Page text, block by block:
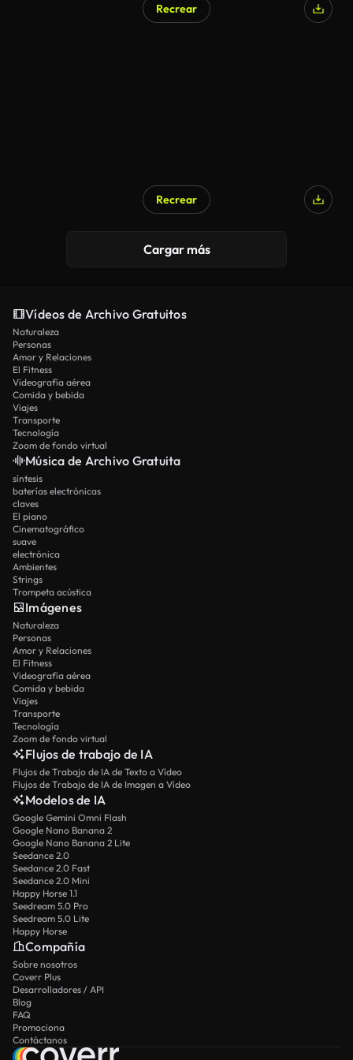
Recrear
Recrear
Cargar más
Vídeos de Archivo Gratuitos
Naturaleza
Personas
Amor y Relaciones
El Fitness
Videografía aérea
Comida y bebida
Viajes
Transporte
Tecnología
Zoom de fondo virtual
Música de Archivo Gratuita
síntesis
baterías electrónicas
claves
El piano
Cinematográfico
suave
electrónica
Ambientes
Strings
Trompeta acústica
Imágenes
Naturaleza
Personas
Amor y Relaciones
El Fitness
Videografía aérea
Comida y bebida
Viajes
Transporte
Tecnología
Zoom de fondo virtual
Flujos de trabajo de IA
Flujos de Trabajo de IA de Texto a Vídeo
Flujos de Trabajo de IA de Imagen a Vídeo
Modelos de IA
Google Gemini Omni Flash
Google Nano Banana 2
Google Nano Banana 2 Lite
Seedance 2.0
Seedance 2.0 Fast
Seedance 2.0 Mini
Happy Horse 1.1
Seedream 5.0 Pro
Seedream 5.0 Lite
Happy Horse
Compañía
Sobre nosotros
Coverr Plus
Desarrolladores / API
Blog
FAQ
Promociona
Contáctanos